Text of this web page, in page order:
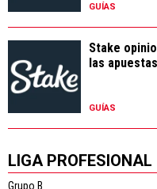
GUÍAS
Stake
las
GUÍAS
LIGA PROFESIONAL